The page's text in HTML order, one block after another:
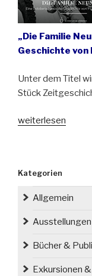
„Die Familie
Geschichte
Unter dem Titel
Stück
„Neue
Flucht,
Vertreibung
Integration
online“
weiterlesen
Kategorien
Allgemein
Ausstellungen
Bücher &
Exkursionen